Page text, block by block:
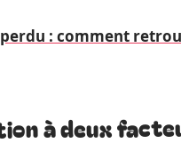
: comment
à deux